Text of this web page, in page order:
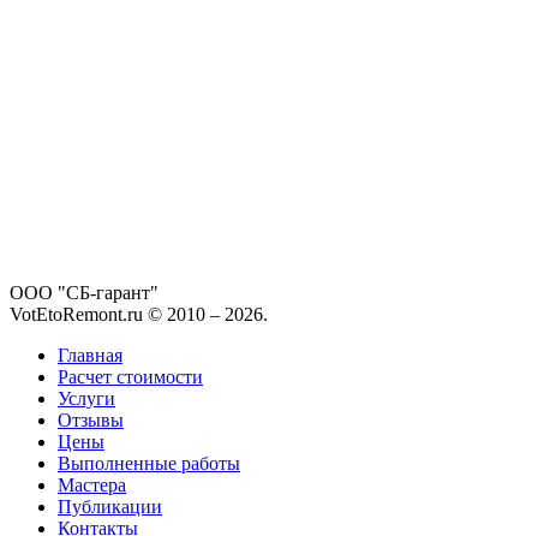
ООО "СБ-гарант"
VotEtoRemont.ru © 2010 – 2026.
Главная
Расчет стоимости
Услуги
Отзывы
Цены
Выполненные работы
Мастера
Публикации
Контакты